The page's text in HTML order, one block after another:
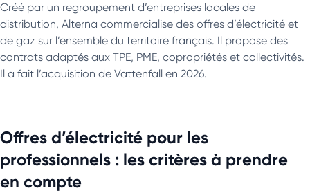
Créé par un regroupement d’entreprises locales de
distribution, Alterna commercialise des offres d’électricité et
de gaz sur l’ensemble du territoire français. Il propose des
contrats adaptés aux TPE, PME, copropriétés et collectivités.
Il a fait l’acquisition de Vattenfall en 2026.
Offres d’électricité pour les
professionnels : les critères à prendre
en compte